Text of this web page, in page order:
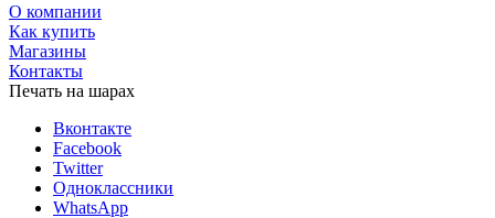
О компании
Как купить
Магазины
Контакты
Печать на шарах
Вконтакте
Facebook
Twitter
Одноклассники
WhatsApp